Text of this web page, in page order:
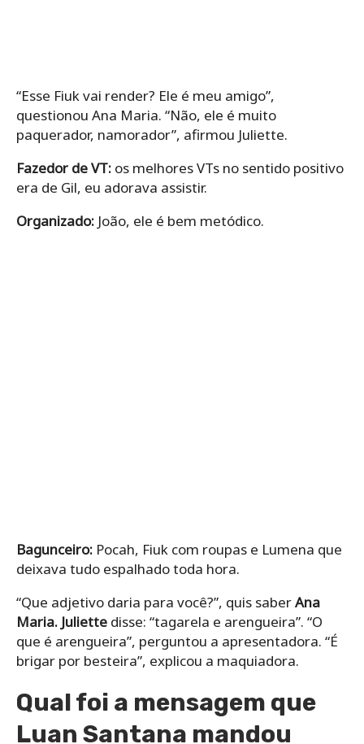
“Esse Fiuk vai render? Ele é meu amigo”,
questionou Ana Maria. “Não, ele é muito
paquerador, namorador”, afirmou Juliette.
Fazedor de VT: os melhores VTs no sentido positivo
era de Gil, eu adorava assistir.
Organizado: João, ele é bem metódico.
Bagunceiro: Pocah, Fiuk com roupas e Lumena que
deixava tudo espalhado toda hora.
“Que adjetivo daria para você?”, quis saberAna
Maria. Juliette disse: “tagarela e arengueira”. “O
que é arengueira”, perguntou a apresentadora. “É
brigar por besteira”, explicou a maquiadora.
Qual foi a mensagem que
Luan Santana mandou